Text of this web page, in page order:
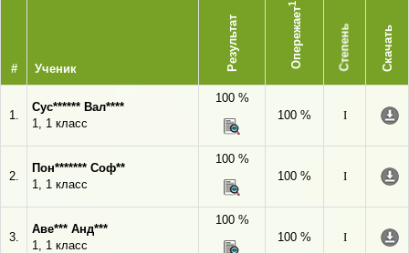
# Ученик Результат Опережает
1
Степень Скачать
1.
Сус****** Вал****
1, 1 класс
100 %
100 %
I
2.
Пон******* Соф**
1, 1 класс
100 %
100 %
I
3.
Аве*** Анд***
1, 1 класс
100 %
100 %
I